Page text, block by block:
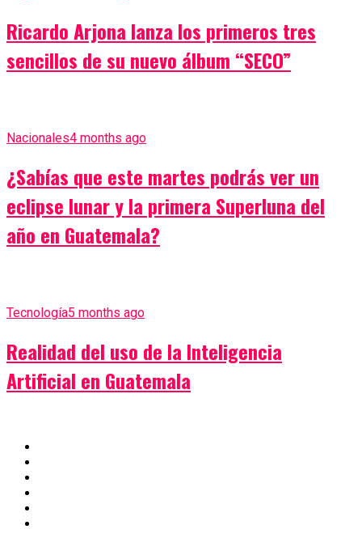
Ricardo Arjona lanza los primeros tres
sencillos de su nuevo álbum “SECO”
Nacionales4 months ago
¿Sabías que este martes podrás ver un
eclipse lunar y la primera Superluna del
año en Guatemala?
Tecnología5 months ago
Realidad del uso de la Inteligencia
Artificial en Guatemala